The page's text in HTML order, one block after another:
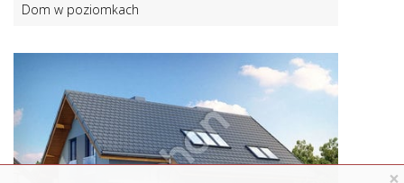
Dom w poziomkach